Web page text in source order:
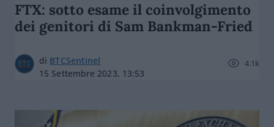
FTX: sotto esame il coinvolgimento
dei genitori di Sam Bankman-Fried
di BTCSentinel
15 Settembre 2023, 13:53
4.1k